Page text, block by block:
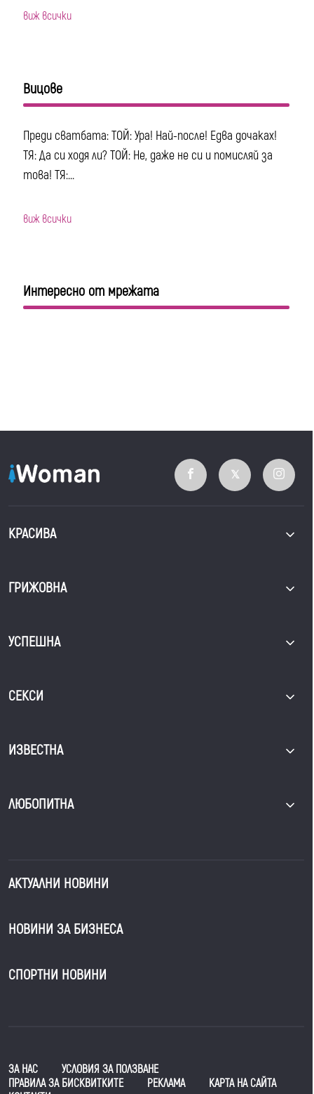
виж всички
Вицове
Преди сватбата: ТОЙ: Ура! Най-после! Едва дочаках!
ТЯ: Да си ходя ли? ТОЙ: Не, даже не си и помисляй за
това! ТЯ:...
виж всички
Интересно от мрежата
КРАСИВА
ГРИЖОВНА
УСПЕШНА
СЕКСИ
ИЗВЕСТНА
ЛЮБОПИТНА
АКТУАЛНИ НОВИНИ
НОВИНИ ЗА БИЗНЕСА
СПОРТНИ НОВИНИ
ЗА НАС
УСЛОВИЯ ЗА ПОЛЗВАНЕ
ПРАВИЛА ЗА БИСКВИТКИТЕ
РЕКЛАМА
КАРТА НА САЙТА